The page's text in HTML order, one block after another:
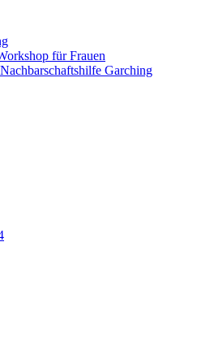
für Frauen
Garching